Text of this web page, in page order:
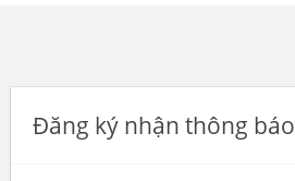
Đăng ký nhận thông báo